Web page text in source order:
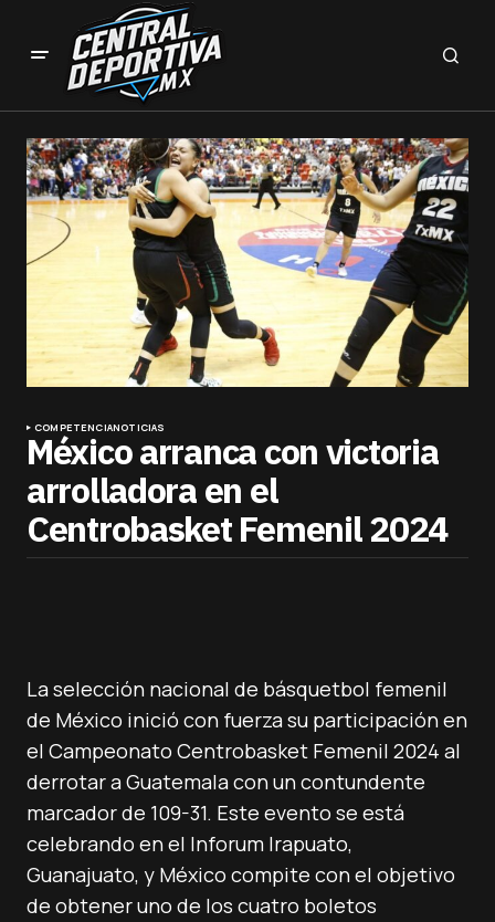
COMPETENCIANOTICIAS
México arranca con victoria
arrolladora en el
Centrobasket Femenil 2024
La selección nacional de básquetbol femenil
de México inició con fuerza su participación en
el Campeonato Centrobasket Femenil 2024 al
derrotar a Guatemala con un contundente
marcador de 109-31. Este evento se está
celebrando en el Inforum Irapuato,
Guanajuato, y México compite con el objetivo
de obtener uno de los cuatro boletos